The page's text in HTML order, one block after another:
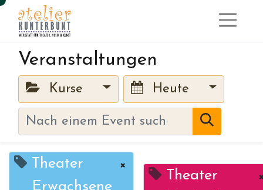
Veranstaltungen
Kurse Heute
Theater
×
Theater